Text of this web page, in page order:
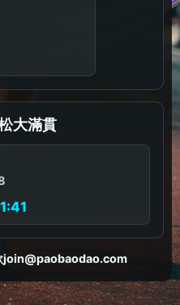
大滿貫
join@paobaodao.com